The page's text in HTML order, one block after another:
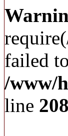
failed
/www/
line 208